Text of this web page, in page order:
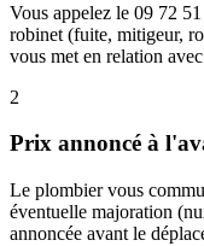
Vous appelez le 09 72
robinet (fuite, mitigeur,
vous met en relation
2
Prix annoncé à
Le plombier vous
éventuelle majoration
annoncée avant le